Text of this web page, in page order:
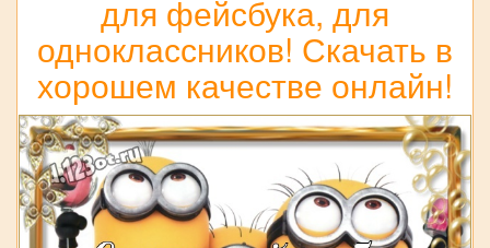
для фейсбука, для
одноклассников! Скачать в
хорошем качестве онлайн!